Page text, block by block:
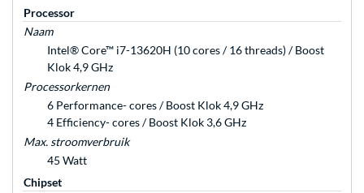
Processor
Naam
Intel® Core™ i7-13620H (10 cores / 16 threads) / Boost
Klok 4,9 GHz
Processorkernen
6 Performance- cores / Boost Klok 4,9 GHz
4 Efficiency- cores / Boost Klok 3,6 GHz
Max. stroomverbruik
45 Watt
Chipset